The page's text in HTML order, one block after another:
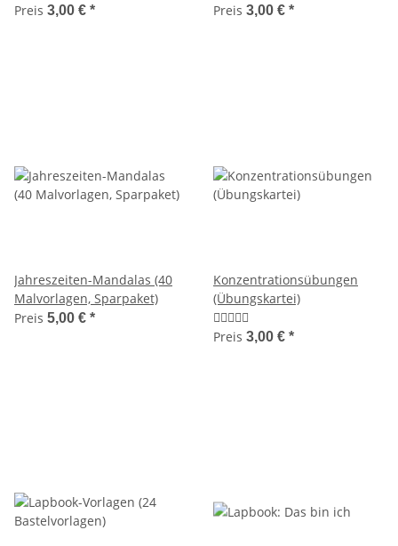
Preis 3,00 € *
Preis 3,00 € *
Jahreszeiten-Mandalas (40
Malvorlagen, Sparpaket)
Preis 5,00 € *
Konzentrationsübungen
(Übungskartei)
Preis 3,00 € *